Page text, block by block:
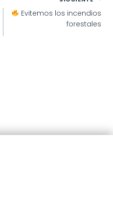
Evitemos los incendios
forestales